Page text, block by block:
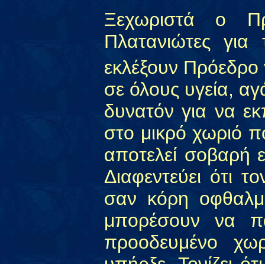
Ξεχωριστά ο
Πλατανιώτες
εκλέξουν Πρόεδρο
σε όλους υγεία,
δυνατόν για να
στο μικρό χωριό
αποτελεί σοβαρή
Διαφεντεύει ότι
σαν κόρη
μπορέσουν να
προοδευμένο